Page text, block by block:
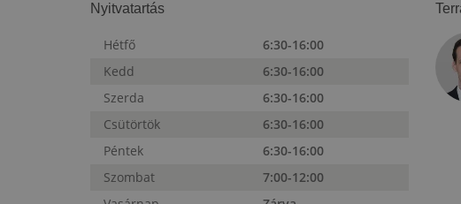
Nyitvatartás
Hétfő
6:30-16:00
Kedd
6:30-16:00
Szerda
6:30-16:00
Csütörtök
6:30-16:00
Péntek
6:30-16:00
Szombat
7:00-12:00